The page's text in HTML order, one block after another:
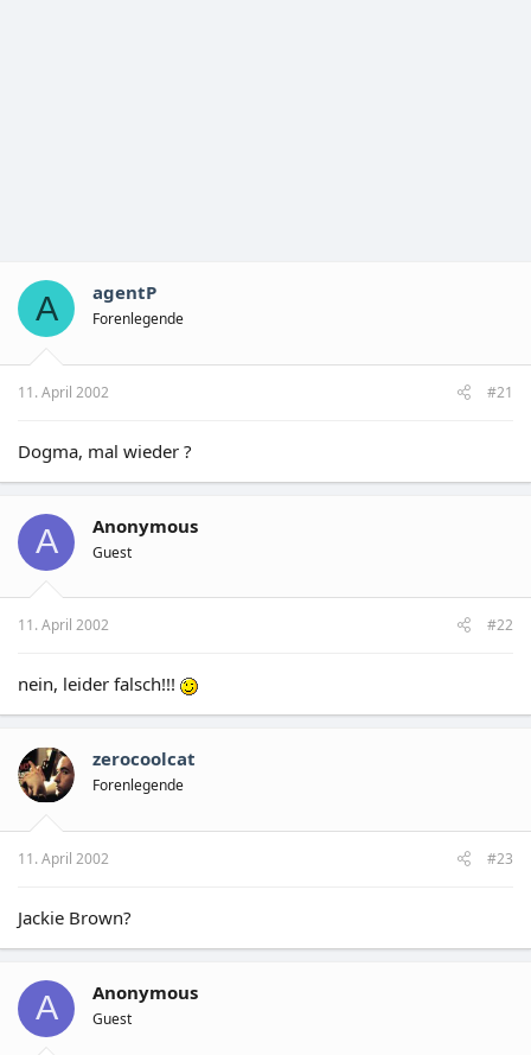
A agentP
Forenlegende
11. April 2002 #21
Dogma, mal wieder ?
A Anonymous
Guest
11. April 2002 #22
nein, leider falsch!!!
zerocoolcat
Forenlegende
11. April 2002 #23
Jackie Brown?
A Anonymous
Guest